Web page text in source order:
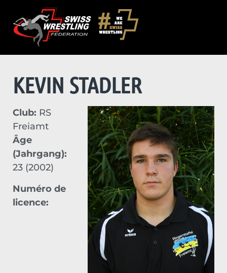
KEVIN STADLER
Club: RS
Freiamt
Âge
(Jahrgang):
23 (2002)
Numéro de
licence: